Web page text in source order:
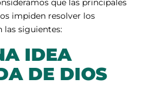
que las principales
impiden resolver los
las siguientes:
IDEA
DE DIOS